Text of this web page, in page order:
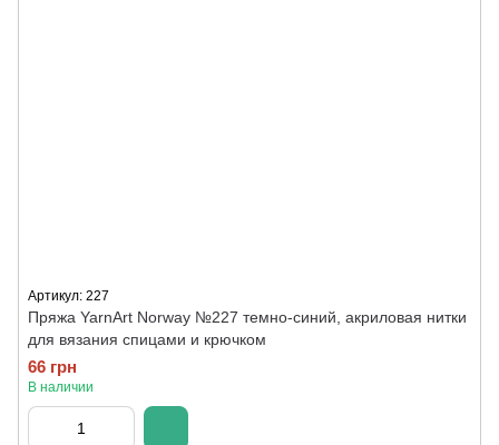
Артикул: 227
Пряжа YarnArt Norway №227 темно-синий, акриловая нитки
для вязания спицами и крючком
66 грн
В наличии